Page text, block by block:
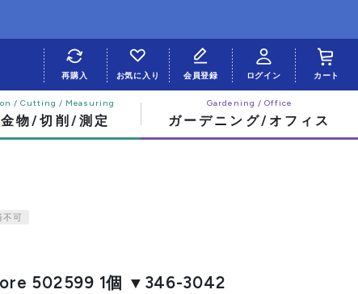
物/切削/測定 ガーデニング/オフィス
再購入 お気に入り 会員登録 ログイン カート
不可
502599 1個 ▼346-3042